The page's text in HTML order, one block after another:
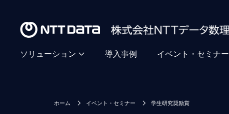
ソリューション 導入事例 イベント・セミナー
ホーム イベント・セミナー 学生研究奨励賞